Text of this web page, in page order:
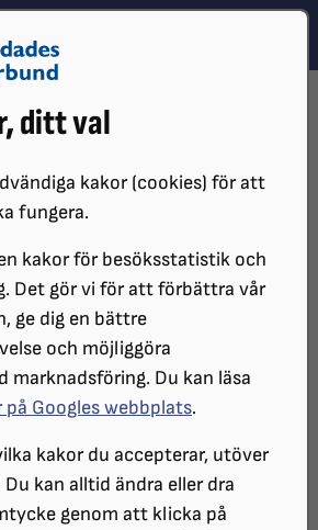
ditt val
kakor (cookies) för att
fungera.
kakor för besöksstatistik och
Det gör vi för att förbättra vår
ge dig en bättre
och möjliggöra
marknadsföring. Du kan läsa
på Googles webbplats.
kakor du accepterar, utöver
kan alltid ändra eller dra
genom att klicka på
GOTLAND
13:00 - 15:00
Stad